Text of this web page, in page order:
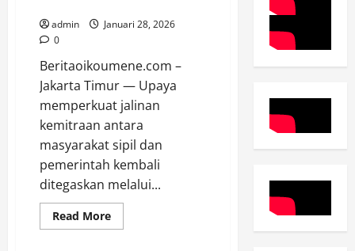
admin
Januari 28, 2026
0
Beritaoikoumene.com –
Jakarta Timur — Upaya
memperkuat jalinan
kemitraan antara
masyarakat sipil dan
pemerintah kembali
ditegaskan melalui...
Read MoreRead
more